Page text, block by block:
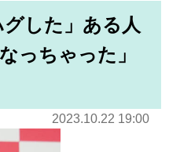
グした」ある人
っちゃった」
2023.10.22 19:00